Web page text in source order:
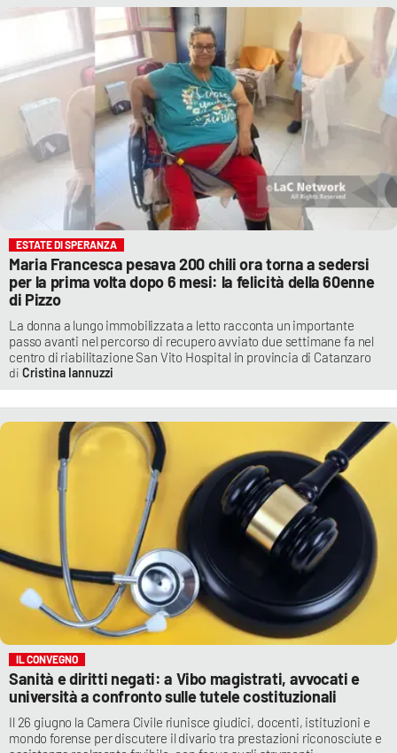
App
ANDROID
ESTATE DI SPERANZA
Maria Francesca pesava 200 chili ora torna a sedersi
per la prima volta dopo 6 mesi: la felicità della 60enne
di Pizzo
La donna a lungo immobilizzata a letto racconta un importante
passo avanti nel percorso di recupero avviato due settimane fa nel
centro di riabilitazione San Vito Hospital in provincia di Catanzaro
Cristina Iannuzzi
IL CONVEGNO
Sanità e diritti negati: a Vibo magistrati, avvocati e
università a confronto sulle tutele costituzionali
Il 26 giugno la Camera Civile riunisce giudici, docenti, istituzioni e
mondo forense per discutere il divario tra prestazioni riconosciute e